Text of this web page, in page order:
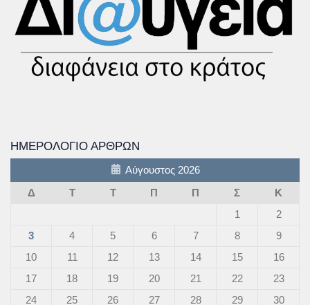
ΗΜΕΡΟΛΌΓΙΟ ΆΡΘΡΩΝ
Αύγουστος 2026
Δ
Τ Τ Π Π Σ
Κ
1
2
3
4 5 6 7 8
9
10
11 12 13 14 15
16
17
18 19 20 21 22
23
24
25 26 27 28 29 30